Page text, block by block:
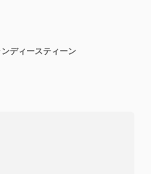
ディースティーン